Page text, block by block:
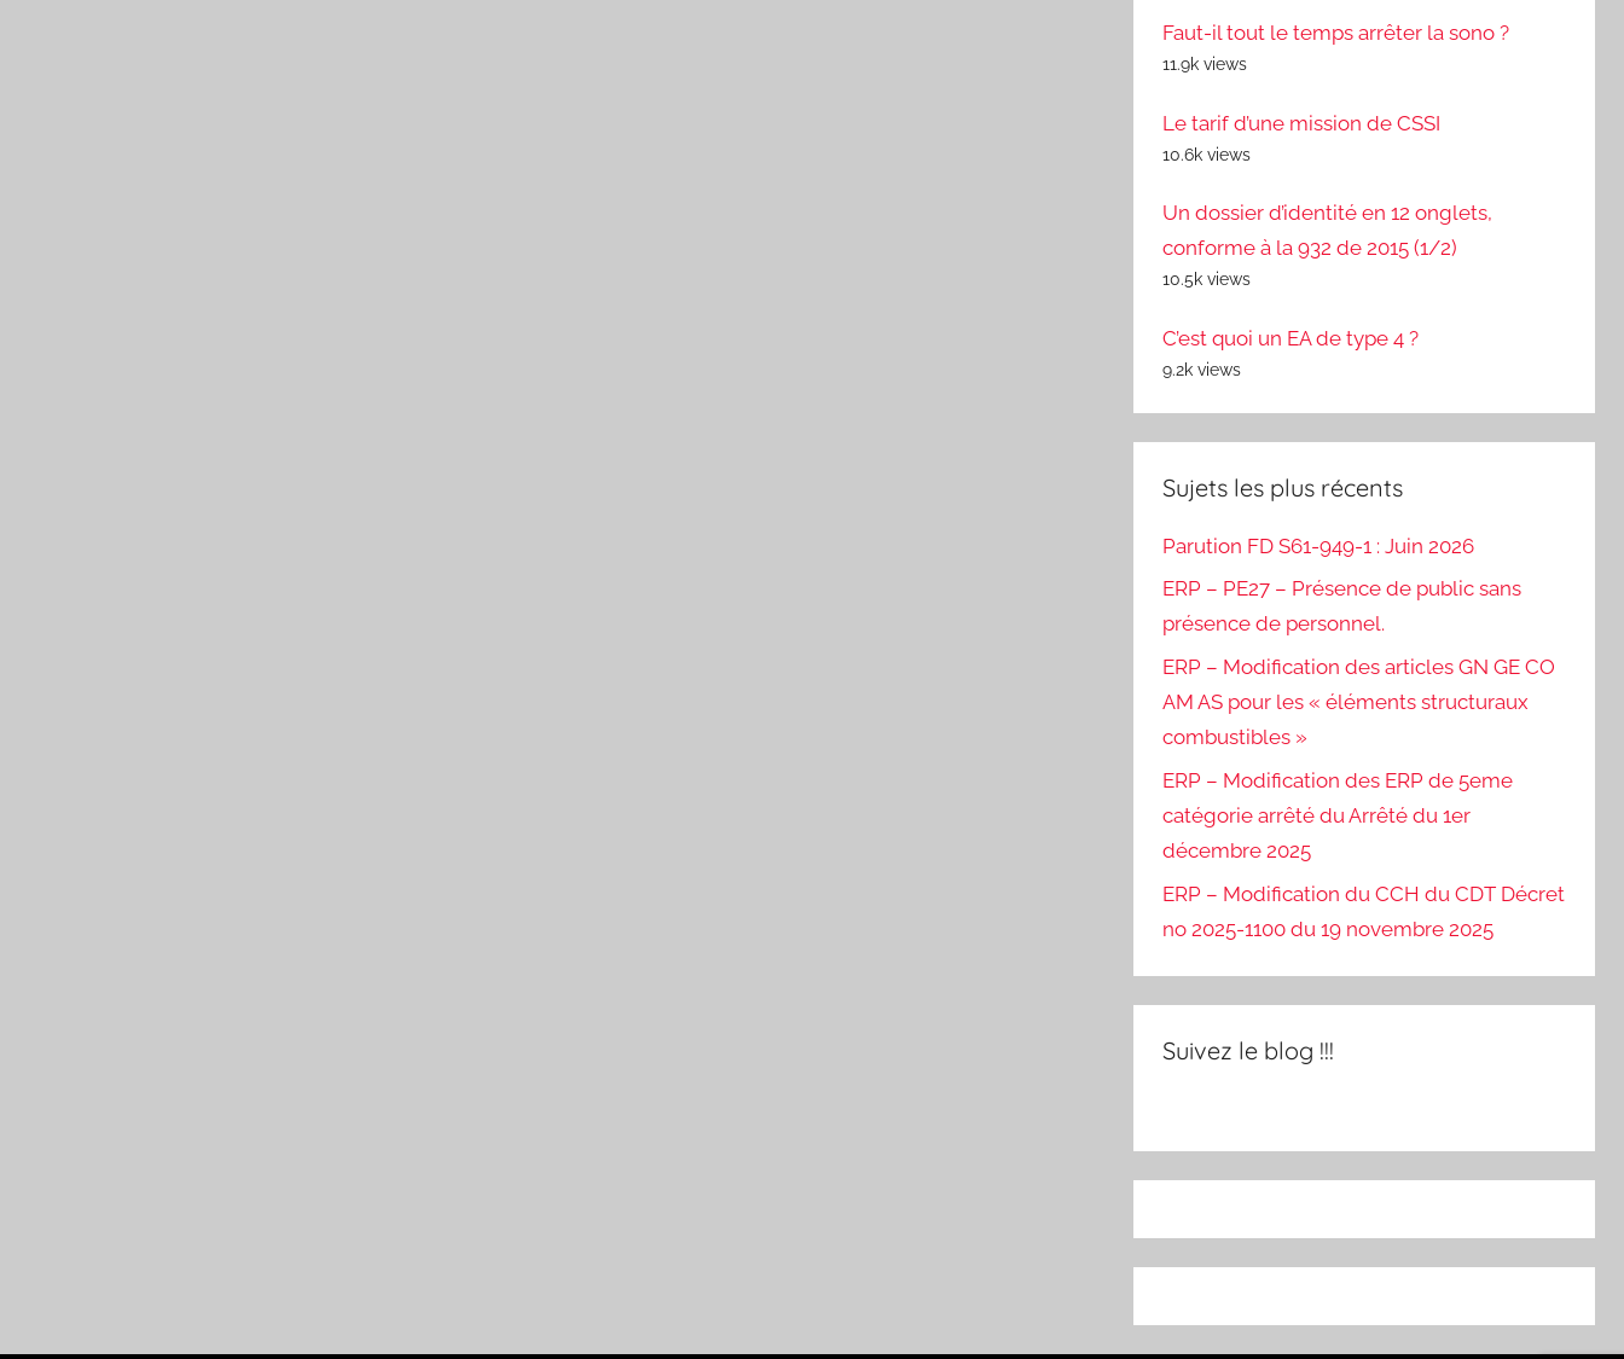
Faut-il tout le temps arrêter la sono ?
11.9k views
Le tarif d’une mission de CSSI
10.6k views
Un dossier d’identité en 12 onglets,
conforme à la 932 de 2015 (1/2)
10.5k views
C’est quoi un EA de type 4 ?
9.2k views
Sujets les plus récents
Parution FD S61-949-1 : Juin 2026
ERP – PE27 – Présence de public sans
présence de personnel.
ERP – Modification des articles GN GE CO
AM AS pour les « éléments structuraux
combustibles »
ERP – Modification des ERP de 5eme
catégorie arrêté du Arrêté du 1er
décembre 2025
ERP – Modification du CCH du CDT Décret
no 2025-1100 du 19 novembre 2025
Suivez le blog !!!